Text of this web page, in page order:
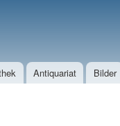
Antiquariat Bilder